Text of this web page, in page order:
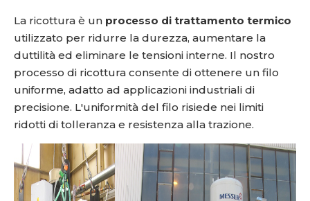
La ricottura è un processo di trattamento termico
utilizzato per ridurre la durezza, aumentare la
duttilità ed eliminare le tensioni interne. Il nostro
processo di ricottura consente di ottenere un filo
uniforme, adatto ad applicazioni industriali di
precisione. L'uniformità del filo risiede nei limiti
ridotti di tolleranza e resistenza alla trazione.